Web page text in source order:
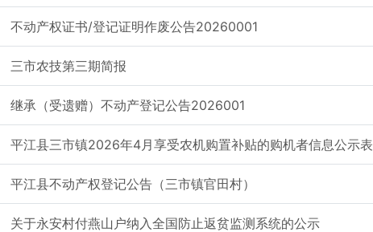
不动产权证书/登记证明作废公告20260001
三市农技第三期简报
继承（受遗赠）不动产登记公告2026001
平江县三市镇2026年4月享受农机购置补贴的购机者信息公示表
平江县不动产权登记公告（三市镇官田村）
关于永安村付燕山户纳入全国防止返贫监测系统的公示